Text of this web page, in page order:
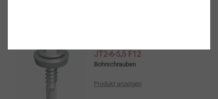
JT2-6-5,5 F12
Bohrschrauben
Produkt anzeigen